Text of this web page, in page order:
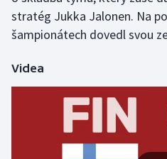
stratég Jukka Jalonen. Na
šampionátech dovedl svou
Videa